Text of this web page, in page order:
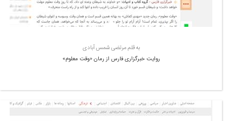
به قلم مرتضی شمس آبادی
روایت خبرگزاری فارس از رمان «وقت معلوم»